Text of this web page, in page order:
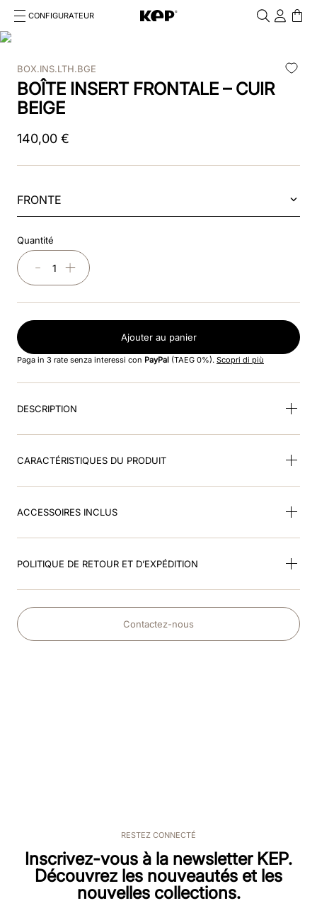
CONFIGURATEUR
Cosa stai cercando?
RECHERCHES FRÉQUENTES
1.casque
2.bombe
3.dressage
4.chromo
6. cromo 2
7.insert
8.smart polish
BOX.INS.LTH.BGE
BOÎTE INSERT FRONTALE – CUIR
BEIGE
140,00 €
FRONTE
Quantité
＋
－
Ajouter au panier
Paga in 3 rate senza interessi con PayPal (TAEG 0%). Scopri di più
DESCRIPTION
CARACTÉRISTIQUES DU PRODUIT
ACCESSOIRES INCLUS
POLITIQUE DE RETOUR ET D’EXPÉDITION
Contactez-nous
RESTEZ CONNECTÉ
Inscrivez-vous à la newsletter KEP.
Découvrez les nouveautés et les
nouvelles collections.